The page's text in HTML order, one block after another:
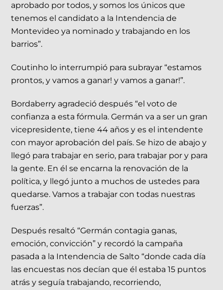
aprobado por todos, y somos los únicos que
tenemos el candidato a la Intendencia de
Montevideo ya nominado y trabajando en los
barrios”.
Coutinho lo interrumpió para subrayar “estamos
prontos, y vamos a ganar! y vamos a ganar!”.
Bordaberry agradeció después “el voto de
confianza a esta fórmula. Germán va a ser un gran
vicepresidente, tiene 44 años y es el intendente
con mayor aprobación del país. Se hizo de abajo y
llegó para trabajar en serio, para trabajar por y para
la gente. En él se encarna la renovación de la
política, y llegó junto a muchos de ustedes para
quedarse. Vamos a trabajar con todas nuestras
fuerzas”.
Después resaltó “Germán contagia ganas,
emoción, convicción” y recordó la campaña
pasada a la Intendencia de Salto “donde cada día
las encuestas nos decían que él estaba 15 puntos
atrás y seguía trabajando, recorriendo,